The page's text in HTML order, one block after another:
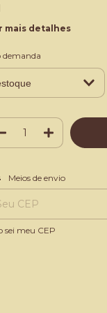
mais detalhes
demanda
para o CEP:
Meios de envio
sei meu CEP